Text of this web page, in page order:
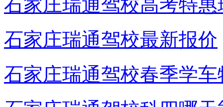
石家庄瑞通驾校高考特惠
石家庄瑞通驾校最新报价
石家庄瑞通驾校春季学车